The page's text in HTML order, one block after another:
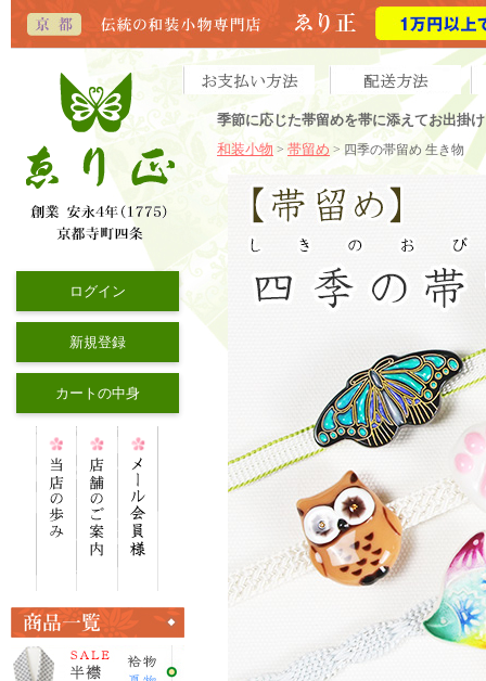
ログイン
新規登録
カートの中身
季節に応じた帯留めを帯に添えてお出掛
和装小物 > 帯留め > 四季の帯留め 生き物